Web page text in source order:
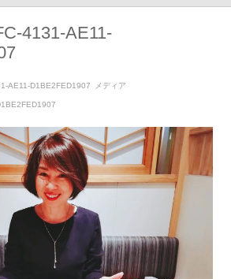
4131-AE11-
AE11-D1BE2FED1907 メディア